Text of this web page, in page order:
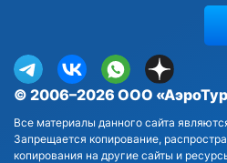
© 2006–2026 ООО
Все материалы данного сайта
Запрещается копирование,
копирования на другие сайты и